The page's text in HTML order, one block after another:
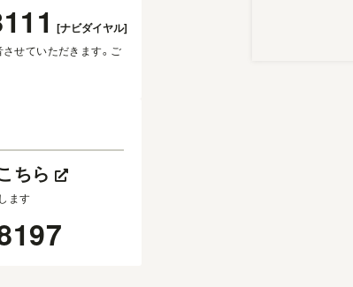
[ナビダイヤル]
せていただきます。ご
ちら
ます